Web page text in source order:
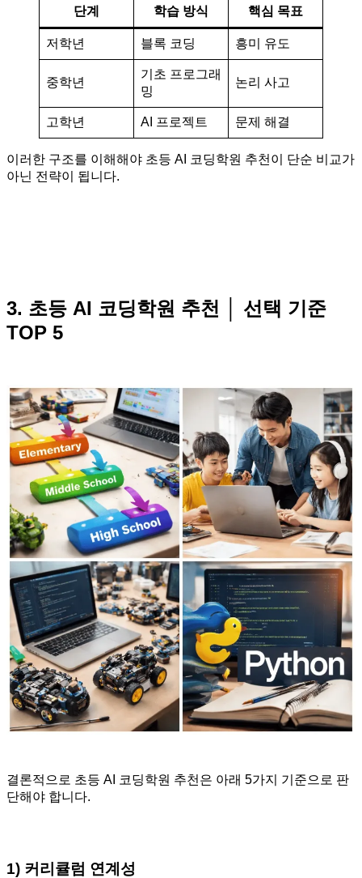
단계 학습 방식 핵심 목표
저학년 블록 코딩 흥미 유도
중학년
기초 프로그래
밍
논리 사고
고학년 AI 프로젝트 문제 해결
이러한 구조를 이해해야 초등 AI 코딩학원 추천이 단순 비교가
아닌 전략이 됩니다.
3. 초등 AI 코딩학원 추천 │ 선택 기준
TOP 5
결론적으로 초등 AI 코딩학원 추천은 아래 5가지 기준으로 판
단해야 합니다.
1) 커리큘럼 연계성